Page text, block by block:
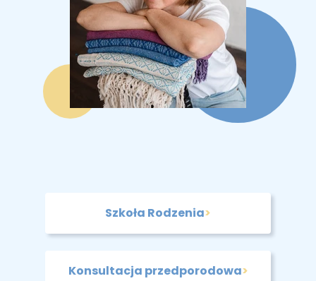
Szkoła Rodzenia>
Konsultacja przedporodowa>